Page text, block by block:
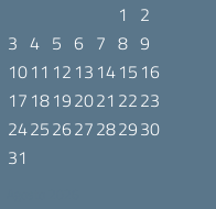
1
2
3 4 5 6 7 8 9
1011 12 13 1415 16
17 18192021 2223
24252627282930
31